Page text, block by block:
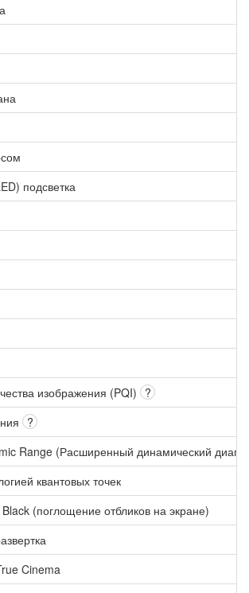
подсветка
изображения (PQI) ?
?
Range (Расширенный динамический
квантовых точек
(поглощение отбликов на экране)
Cinema